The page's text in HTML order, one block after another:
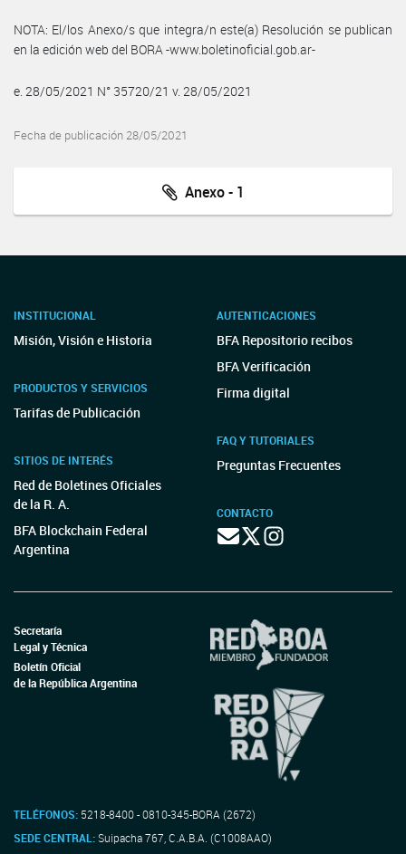
NOTA: El/los Anexo/s que integra/n este(a) Resolución se publican
en la edición web del BORA -www.boletinoficial.gob.ar-
e. 28/05/2021 N° 35720/21 v. 28/05/2021
Fecha de publicación 28/05/2021
Anexo - 1
INSTITUCIONAL
Misión, Visión e Historia
PRODUCTOS Y SERVICIOS
Tarifas de Publicación
SITIOS DE INTERÉS
Red de Boletines Oficiales
de la R. A.
BFA Blockchain Federal
Argentina
AUTENTICACIONES
BFA Repositorio recibos
BFA Verificación
Firma digital
FAQ Y TUTORIALES
Preguntas Frecuentes
CONTACTO
Secretaría
Legal y Técnica
Boletín Oficial
de la República Argentina
TELÉFONOS: 5218-8400 - 0810-345-BORA (2672)
SEDE CENTRAL:Suipacha 767, C.A.B.A. (C1008AAO)